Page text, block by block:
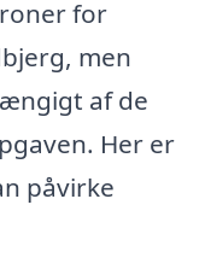
for
men
af de
Her er
påvirke